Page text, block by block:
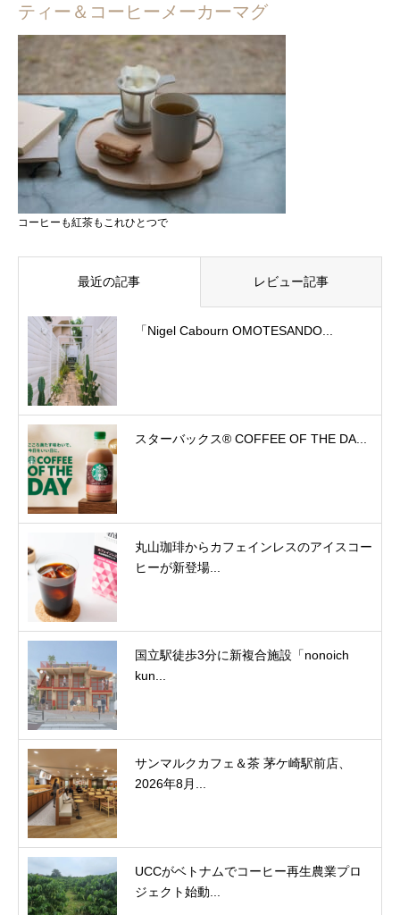
ティー＆コーヒーメーカーマグ
コーヒーも紅茶もこれひとつで
最近の記事 レビュー記事
「Nigel Cabourn OMOTESANDO...
スターバックス® COFFEE OF THE DA...
丸山珈琲からカフェインレスのアイスコー
ヒーが新登場...
国立駅徒歩3分に新複合施設「nonoich
kun...
サンマルクカフェ＆茶 茅ケ崎駅前店、
2026年8月...
UCCがベトナムでコーヒー再生農業プロ
ジェクト始動...